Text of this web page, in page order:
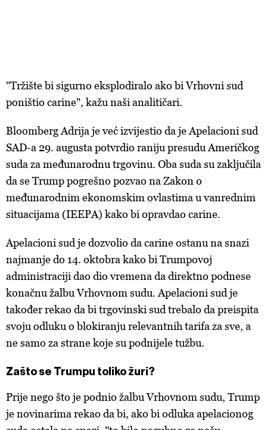
"Tržište bi sigurno eksplodiralo ako bi Vrhovni sud
poništio carine", kažu naši analitičari.
Bloomberg Adrija je već izvijestio da je Apelacioni sud
SAD-a 29. augusta potvrdio raniju presudu Američkog
suda za međunarodnu trgovinu. Oba suda su zaključila
da se Trump pogrešno pozvao na Zakon o
međunarodnim ekonomskim ovlastima u vanrednim
situacijama (IEEPA) kako bi opravdao carine.
Apelacioni sud je dozvolio da carine ostanu na snazi
najmanje do 14. oktobra kako bi Trumpovoj
administraciji dao dio vremena da direktno podnese
konačnu žalbu Vrhovnom sudu. Apelacioni sud je
također rekao da bi trgovinski sud trebalo da preispita
svoju odluku o blokiranju relevantnih tarifa za sve, a
ne samo za strane koje su podnijele tužbu.
Zašto se Trumpu toliko žuri?
Prije nego što je podnio žalbu Vrhovnom sudu, Trump
je novinarima rekao da bi, ako bi odluka apelacionog